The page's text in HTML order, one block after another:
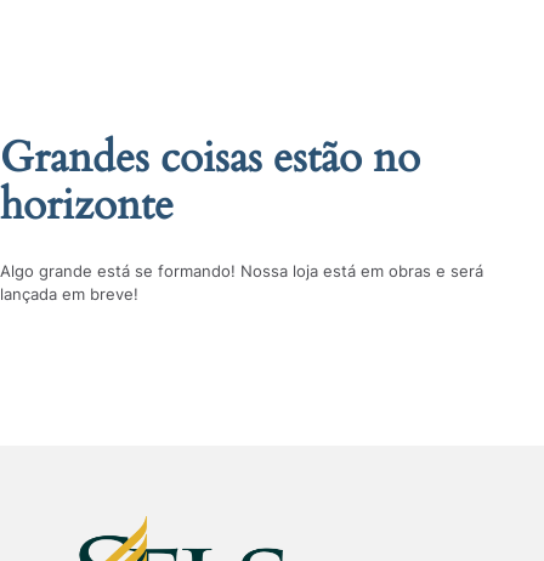
Grandes coisas estão no
horizonte
Algo grande está se formando! Nossa loja está em obras e será
lançada em breve!